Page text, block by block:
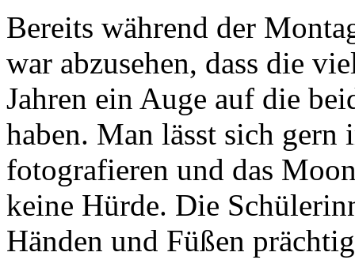
Bereits während der
war abzusehen, dass die
Jahren ein Auge auf die
haben. Man lässt sich
fotografieren und das
keine Hürde. Die
Händen und Füßen